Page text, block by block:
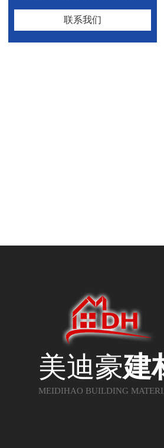
联系我们
美迪豪建
MEIDIHAO BUILDING